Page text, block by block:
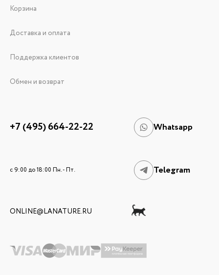
Корзина
Доставка и оплата
Поддержка клиентов
Обмен и возврат
+7 (495) 664-22-22 Whatsapp
c 9:00 до 18:00 Пн. - Пт. Telegram
ONLINE@LANATURE.RU